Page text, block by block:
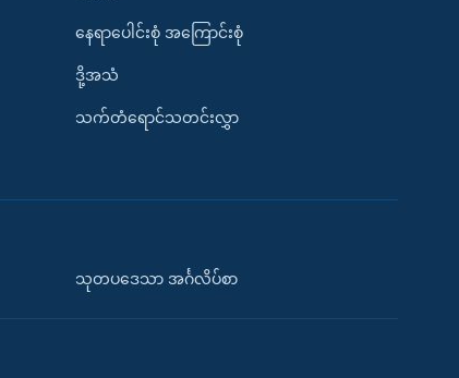
နေရာပေါင်းစုံ အကြောင်းစုံ
ဒို့အသံ
သက်တံရောင်သတင်းလွှာ
သုတပဒေသာ အင်္ဂလိပ်စာ